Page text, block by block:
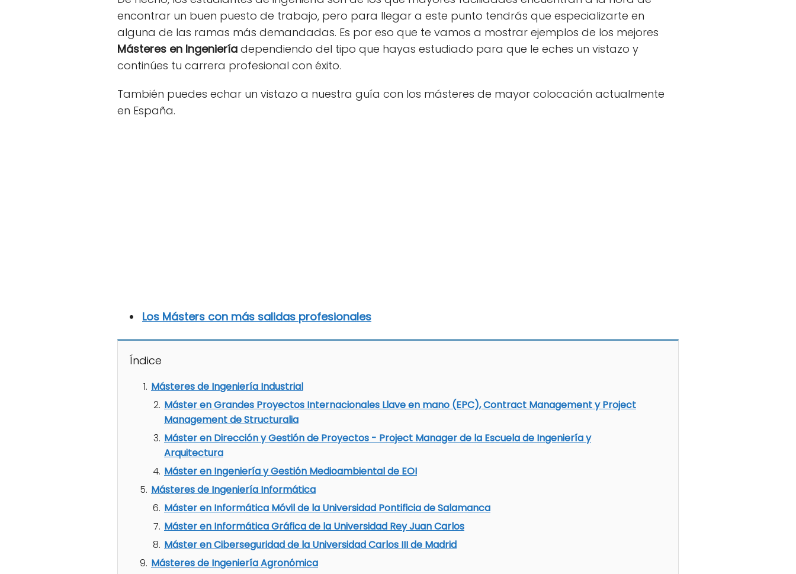
encontrar un buen puesto de trabajo, pero para llegar a este punto tendrás que especializarte en
alguna de las ramas más demandadas. Es por eso que te vamos a mostrar ejemplos de los mejores
Másteres en Ingeniería dependiendo del tipo que hayas estudiado para que le eches un vistazo y
continúes tu carrera profesional con éxito.
También puedes echar un vistazo a nuestra guía con los másteres de mayor colocación actualmente
en España.
Los Másters con más salidas profesionales
Índice
Másteres de Ingeniería Industrial
Máster en Grandes Proyectos Internacionales Llave en mano (EPC), Contract Management y Project
Management de Structuralia
Máster en Dirección y Gestión de Proyectos - Project Manager de la Escuela de Ingeniería y
Arquitectura
Máster en Ingeniería y Gestión Medioambiental de EOI
Másteres de Ingeniería Informática
Máster en Informática Móvil de la Universidad Pontificia de Salamanca
Máster en Informática Gráfica de la Universidad Rey Juan Carlos
Máster en Ciberseguridad de la Universidad Carlos III de Madrid
Másteres de Ingeniería Agronómica